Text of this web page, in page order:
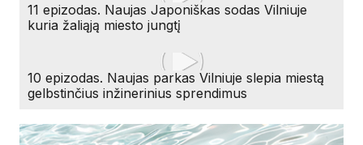
11 epizodas. Naujas Japoniškas sodas Vilniuje
kuria žaliąją miesto jungtį
10 epizodas. Naujas parkas Vilniuje slepia miestą
gelbstinčius inžinerinius sprendimus